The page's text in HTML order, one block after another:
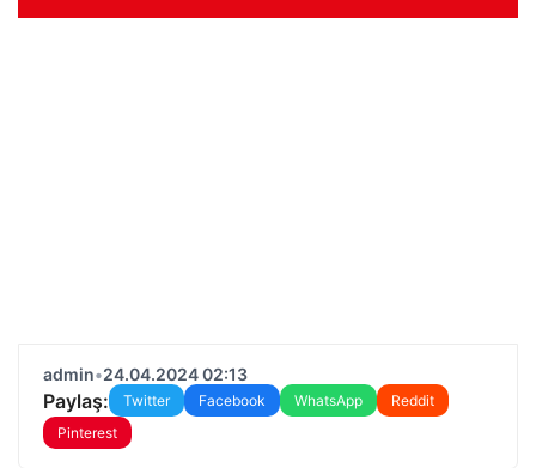
admin•24.04.2024 02:13
Paylaş: Twitter Facebook WhatsApp
Reddit
Pinterest